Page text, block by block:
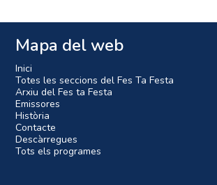
Mapa del web
Inici
Totes les seccions del Fes Ta Festa
Arxiu del Fes ta Festa
Emissores
Història
Contacte
Descàrregues
Tots els programes